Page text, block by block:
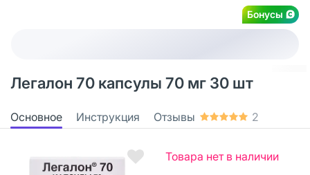
Бонусы
Легалон 70 капсулы 70 мг 30 шт
Основное Инструкция Отзывы 2
Товара нет в наличии